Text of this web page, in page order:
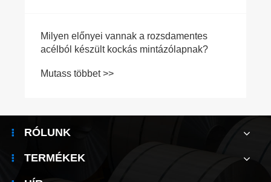
RÓLUNK
TERMÉKEK